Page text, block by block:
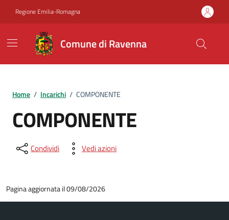
Regione Emilia-Romagna
Comune di Ravenna
Home / Incarichi / COMPONENTE
COMPONENTE
Condividi Vedi azioni
Pagina aggiornata il 09/08/2026